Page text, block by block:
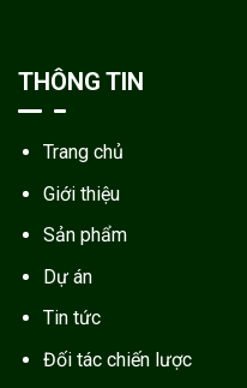
THÔNG TIN
Trang chủ
Giới thiệu
Sản phẩm
Dự án
Tin tức
Đối tác chiến lược